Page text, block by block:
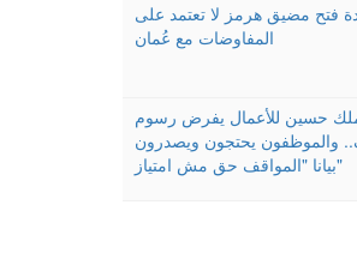
فتح مضيق هرمز لا تعتمد على
المفاوضات مع عُمان
حسين للأعمال يفرض رسوم
والموظفون يحتجون ويصدرون
بيانا "المواقف حق مش امتياز"